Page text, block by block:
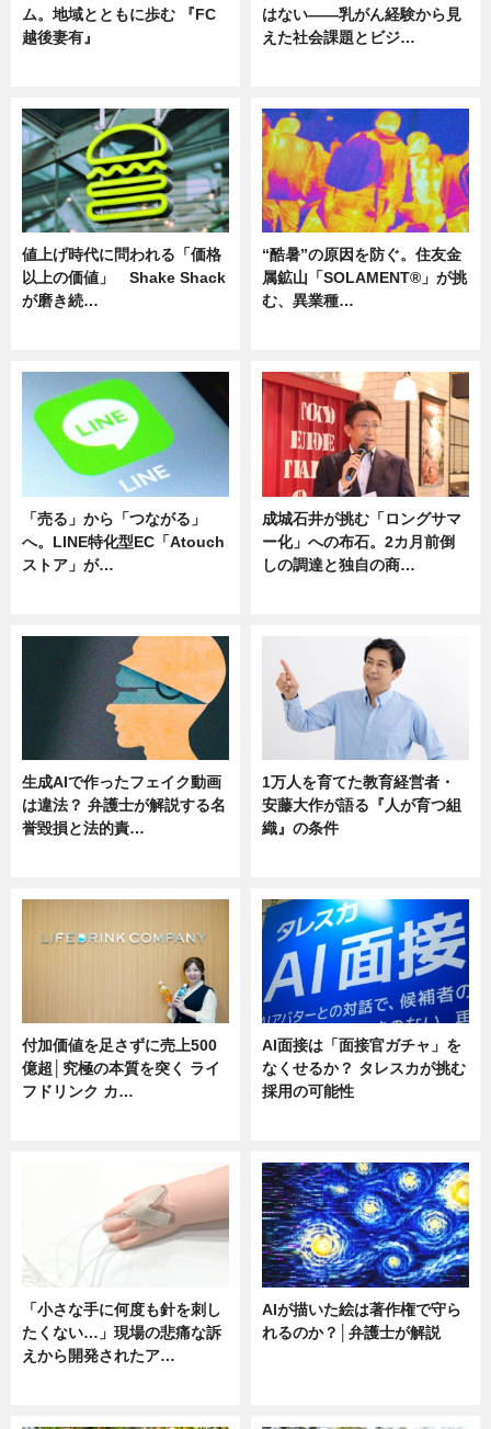
ム。地域とともに歩む 『FC
越後妻有』
はない――乳がん経験から見
えた社会課題とビジ…
値上げ時代に問われる「価格
以上の価値」 Shake Shack
が磨き続…
“酷暑”の原因を防ぐ。住友金
属鉱山「SOLAMENT®」が挑
む、異業種…
「売る」から「つながる」
へ。LINE特化型EC「Atouch
ストア」が…
成城石井が挑む「ロングサマ
ー化」への布石。2カ月前倒
しの調達と独自の商…
生成AIで作ったフェイク動画
は違法？ 弁護士が解説する名
誉毀損と法的責…
1万人を育てた教育経営者・
安藤大作が語る『人が育つ組
織』の条件
付加価値を足さずに売上500
億超│究極の本質を突く ライ
フドリンク カ…
AI面接は「面接官ガチャ」を
なくせるか？ タレスカが挑む
採用の可能性
「小さな手に何度も針を刺し
たくない…」現場の悲痛な訴
えから開発されたア…
AIが描いた絵は著作権で守ら
れるのか？│弁護士が解説